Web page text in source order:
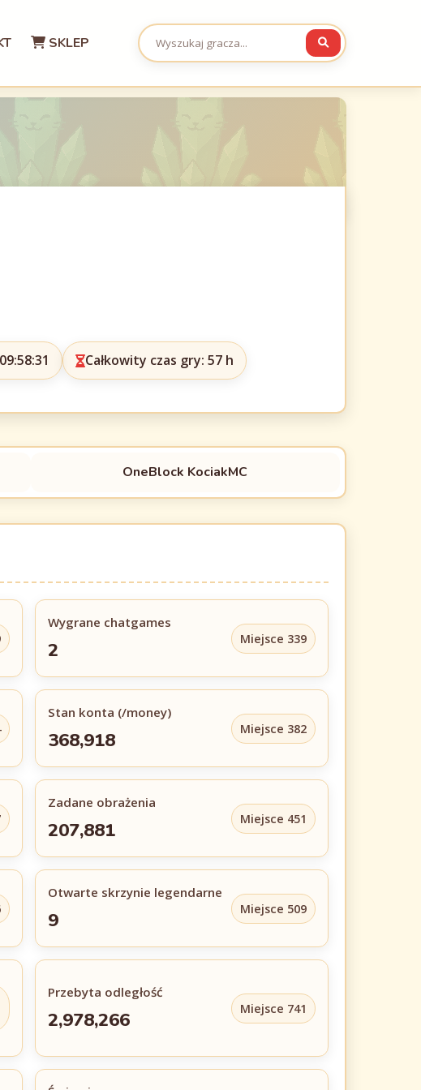
SKLEP
Całkowity czas gry: 57 h
OneBlock KociakMC
Wygrane chatgames
2 Miejsce 339
Stan konta (/money)
368,918 Miejsce 382
Zadane obrażenia
207,881 Miejsce 451
Otwarte skrzynie legendarne
9 Miejsce 509
Przebyta odległość
2,978,266 Miejsce 741